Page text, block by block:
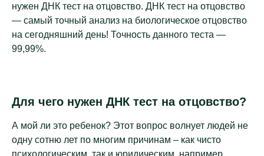
нужен ДНК тест на отцовство. ДНК тест на отцовство
— самый точный анализ на биологическое отцовство
на сегодняшний день! Точность данного теста —
99,99%.
Для чего нужен ДНК тест на отцовство?
А мой ли это ребенок? Этот вопрос волнует людей не
одну сотню лет по многим причинам – как чисто